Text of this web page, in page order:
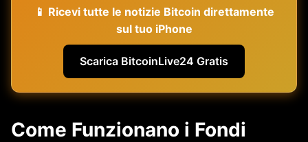
📱 Ricevi tutte le notizie Bitcoin direttamente
sul tuo iPhone
Scarica BitcoinLive24 Gratis
Come Funzionano i Fondi